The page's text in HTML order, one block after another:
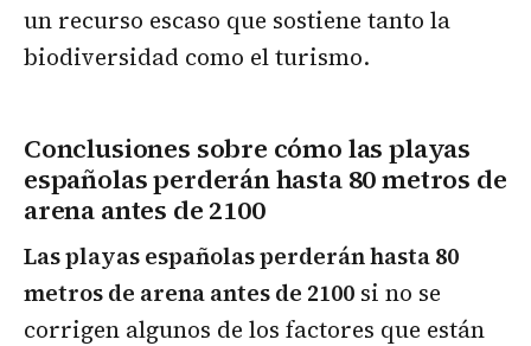
un recurso escaso que sostiene tanto la
biodiversidad como el turismo.
Conclusiones sobre cómo las playas
españolas perderán hasta 80 metros de
arena antes de 2100
Las playas españolas perderán hasta 80
metros de arena antes de 2100 si no se
corrigen algunos de los factores que están